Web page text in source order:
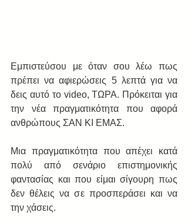
Εμπιστεύσου με όταν σου λέω πως
πρέπει να αφιερώσεις 5 λεπτά για να
δεις αυτό το video, ΤΩΡΑ. Πρόκειται για
την νέα πραγματικότητα που αφορά
ανθρώπους ΣΑΝ ΚΙ ΕΜΑΣ.
Μια πραγματικότητα που απέχει κατά
πολύ από σενάριο επιστημονικής
φαντασίας και που είμαι σίγουρη πως
δεν θέλεις να σε προσπεράσει και να
την χάσεις.